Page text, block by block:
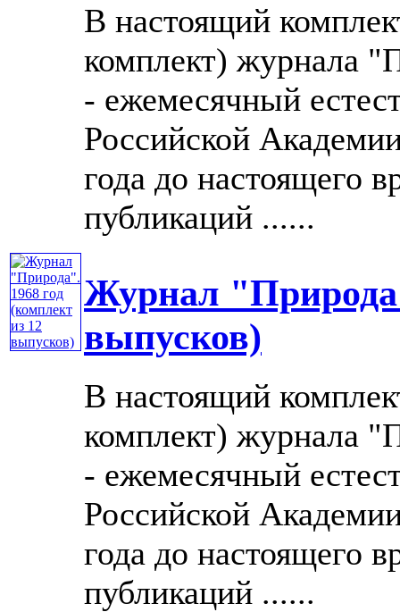
В настоящий
комплект) журнала
- ежемесячный
Российской
года до настоящего
публикаций ......
Журнал
выпусков)
В настоящий
комплект) журнала
- ежемесячный
Российской
года до настоящего
публикаций ......